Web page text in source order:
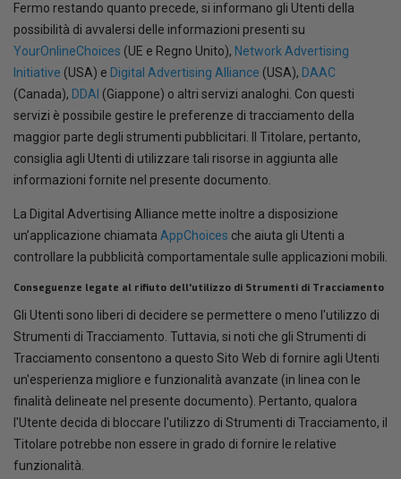
Fermo restando quanto precede, si informano gli Utenti della
possibilità di avvalersi delle informazioni presenti su
YourOnlineChoices (UE e Regno Unito), Network Advertising
Initiative (USA) e Digital Advertising Alliance (USA), DAAC
(Canada), DDAI (Giappone) o altri servizi analoghi. Con questi
servizi è possibile gestire le preferenze di tracciamento della
maggior parte degli strumenti pubblicitari. Il Titolare, pertanto,
consiglia agli Utenti di utilizzare tali risorse in aggiunta alle
informazioni fornite nel presente documento.
La Digital Advertising Alliance mette inoltre a disposizione
un’applicazione chiamata AppChoices che aiuta gli Utenti a
controllare la pubblicità comportamentale sulle applicazioni mobili.
Conseguenze legate al rifiuto dell'utilizzo di Strumenti di Tracciamento
Gli Utenti sono liberi di decidere se permettere o meno l'utilizzo di
Strumenti di Tracciamento. Tuttavia, si noti che gli Strumenti di
Tracciamento consentono a questo Sito Web di fornire agli Utenti
un'esperienza migliore e funzionalità avanzate (in linea con le
finalità delineate nel presente documento). Pertanto, qualora
l'Utente decida di bloccare l'utilizzo di Strumenti di Tracciamento, il
Titolare potrebbe non essere in grado di fornire le relative
funzionalità.